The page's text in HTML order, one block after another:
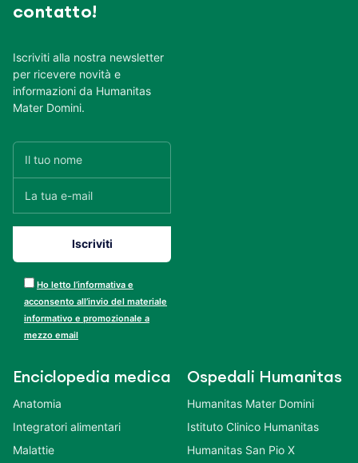
contatto!
Iscriviti alla nostra newsletter
per ricevere novità e
informazioni da Humanitas
Mater Domini.
Ho letto l’informativa e
acconsento all’invio del materiale
informativo e promozionale a
mezzo email
Enciclopedia medica
Anatomia
Integratori alimentari
Malattie
Ospedali Humanitas
Humanitas Mater Domini
Istituto Clinico Humanitas
Humanitas San Pio X